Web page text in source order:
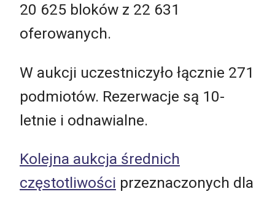
20 625 bloków z 22 631
oferowanych.
W aukcji uczestniczyło łącznie 271
podmiotów. Rezerwacje są 10-
letnie i odnawialne.
Kolejna aukcja średnich
częstotliwości przeznaczonych dla